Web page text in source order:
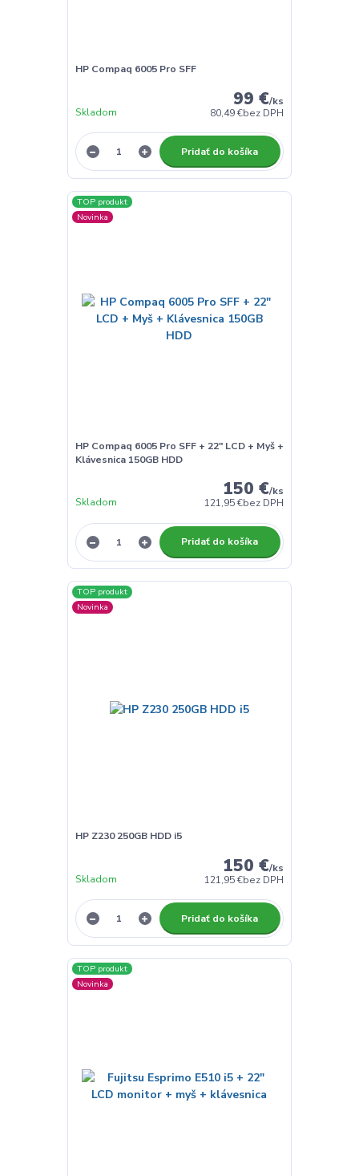
HP Compaq 6005 Pro SFF
99 €/ks
80,49 €bez DPH
Skladom
Pridať do košíka
TOP produkt
Novinka
HP Compaq 6005 Pro SFF + 22" LCD + Myš +
Klávesnica 150GB HDD
150 €/ks
121,95 €bez DPH
Skladom
Pridať do košíka
TOP produkt
Novinka
HP Z230 250GB HDD i5
150 €/ks
121,95 €bez DPH
Skladom
Pridať do košíka
TOP produkt
Novinka